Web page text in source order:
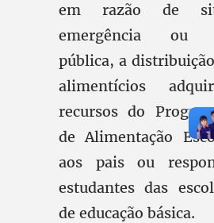
em razão de
emergência ou
pública, a
alimentícios
recursos do
de Alimentação
aos pais ou
estudantes das
de educação básica.